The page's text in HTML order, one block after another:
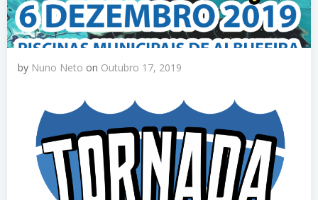
by Nuno Neto on Outubro 17, 2019